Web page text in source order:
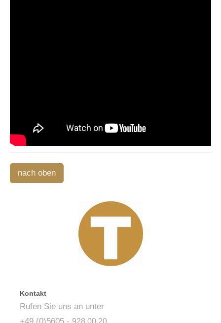
nach oben
Kontakt
Rufen Sie uns an unter